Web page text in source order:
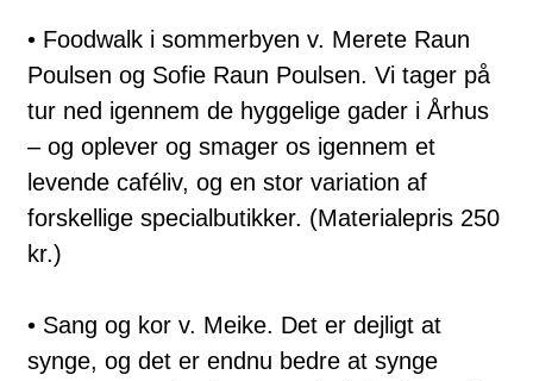
• Foodwalk i sommerbyen v. Merete Raun
Poulsen og Sofie Raun Poulsen. Vi tager på
tur ned igennem de hyggelige gader i Århus
– og oplever og smager os igennem et
levende caféliv, og en stor variation af
forskellige specialbutikker. (Materialepris 250
kr.)
• Sang og kor v. Meike. Det er dejligt at
synge, og det er endnu bedre at synge